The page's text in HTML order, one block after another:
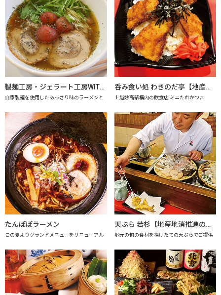
製麺工房・ジェラート工房WITHドリーム
自家製麺を使用したあっさり味のラーメンと
呑み食い処 わきのだ亭【地産地消の店認定店】
上越妙高駅構内の飲食店 ミニたれかつ丼
たんぽぽラーメン
この夏よりグランドメニューをリニューアル
天ぷら 若杉【地産地消推進の店「プレミアム認定店」】
地元の旬の食材を揚げたての天ぷらでご提供